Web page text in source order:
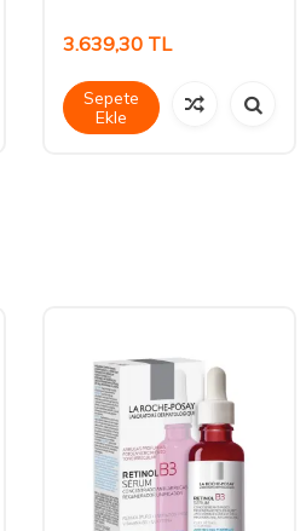
3.639,30 TL
Sepete
Ekle